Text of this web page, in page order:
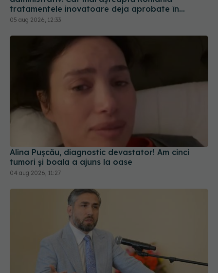
tratamentele inovatoare deja aprobate în
Europa
05 aug 2026, 12:33
Alina Pușcău, diagnostic devastator! Am cinci
tumori și boala a ajuns la oase
04 aug 2026, 11:27